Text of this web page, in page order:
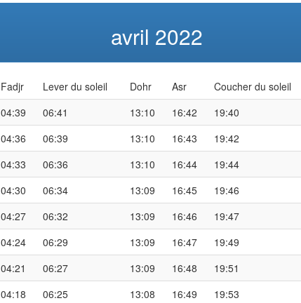
avril 2022
Fadjr Lever du soleil Dohr Asr Coucher du soleil
04:39 06:41 13:10 16:42 19:40
04:36 06:39 13:10 16:43 19:42
04:33 06:36 13:10 16:44 19:44
04:30 06:34 13:09 16:45 19:46
04:27 06:32 13:09 16:46 19:47
04:24 06:29 13:09 16:47 19:49
04:21 06:27 13:09 16:48 19:51
04:18 06:25 13:08 16:49 19:53